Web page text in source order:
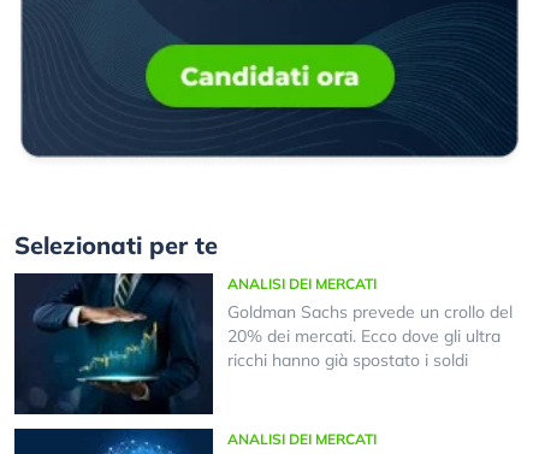
Selezionati per te
ANALISI DEI MERCATI
Goldman Sachs prevede un crollo del
20% dei mercati. Ecco dove gli ultra
ricchi hanno già spostato i soldi
ANALISI DEI MERCATI